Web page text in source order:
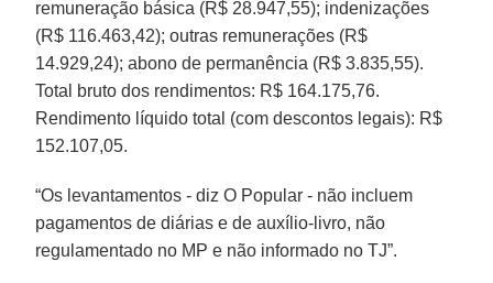
remuneração básica (R$ 28.947,55); indenizações
(R$ 116.463,42); outras remunerações (R$
14.929,24); abono de permanência (R$ 3.835,55).
Total bruto dos rendimentos: R$ 164.175,76.
Rendimento líquido total (com descontos legais): R$
152.107,05.
“Os levantamentos - diz O Popular - não incluem
pagamentos de diárias e de auxílio-livro, não
regulamentado no MP e não informado no TJ”.